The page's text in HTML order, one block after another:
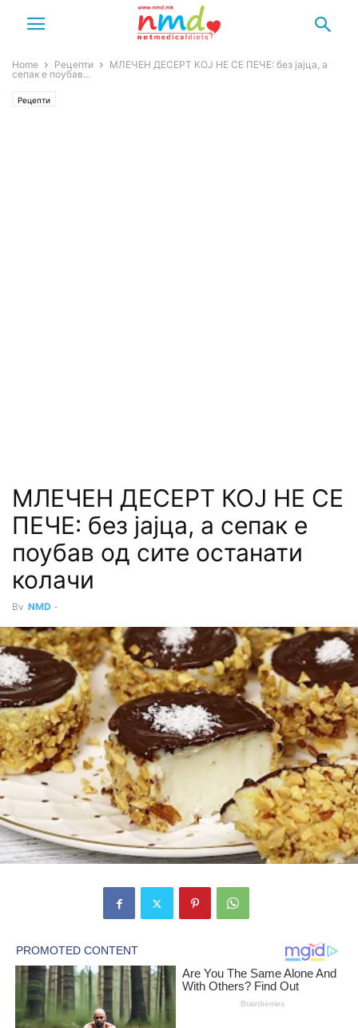
Home Рецепти
МЛЕЧЕН ДЕСЕРТ КОЈ НЕ СЕ ПЕЧЕ: без јајца, а
сепак е поубав...
Рецепти
МЛЕЧЕН ДЕСЕРТ КОЈ НЕ СЕ
ПЕЧЕ: без јајца, а сепак е
поубав од сите останати
колачи
By NMD -